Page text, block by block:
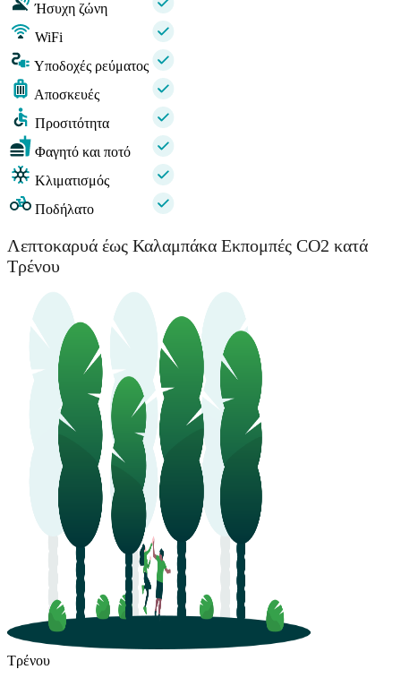
Ήσυχη ζώνη
WiFi
Υποδοχές ρεύματος
Αποσκευές
Προσιτότητα
Φαγητό και ποτό
Κλιματισμός
Ποδήλατο
Λεπτοκαρυά έως Καλαμπάκα Εκπομπές CO2 κατά
Τρένου
Τρένου